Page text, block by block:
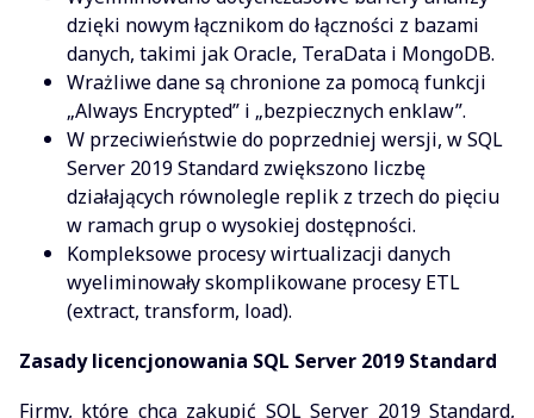
dzięki nowym łącznikom do łączności z bazami
danych, takimi jak Oracle, TeraData i MongoDB.
Wrażliwe dane są chronione za pomocą funkcji
„Always Encrypted” i „bezpiecznych enklaw”.
W przeciwieństwie do poprzedniej wersji, w SQL
Server 2019 Standard zwiększono liczbę
działających równolegle replik z trzech do pięciu
w ramach grup o wysokiej dostępności.
Kompleksowe procesy wirtualizacji danych
wyeliminowały skomplikowane procesy ETL
(extract, transform, load).
Zasady licencjonowania SQL Server 2019 Standard
Firmy, które chcą zakupić SQL Server 2019 Standard,